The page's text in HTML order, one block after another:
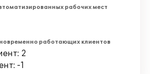
рабочих мест
работающих клиентов
2
-1